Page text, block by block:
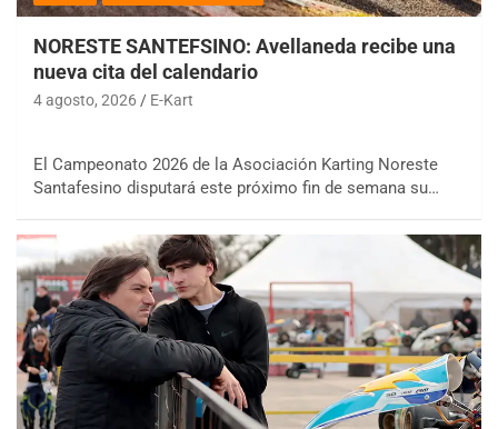
NORESTE SANTEFSINO: Avellaneda recibe una
nueva cita del calendario
4 agosto, 2026 E-Kart
El Campeonato 2026 de la Asociación Karting Noreste
Santafesino disputará este próximo fin de semana su…